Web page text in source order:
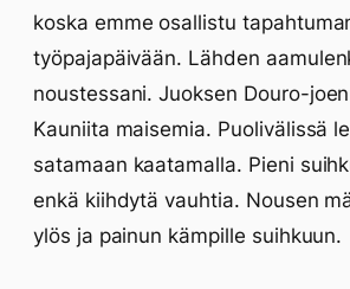
koska emme osallistu
työpajapäivään. Lähden
noustessani. Juoksen Douro-
Kauniita maisemia. Puolivälissä
satamaan kaatamalla. Pieni
enkä kiihdytä vauhtia. Nousen
ylös ja painun kämpille suihkuun.